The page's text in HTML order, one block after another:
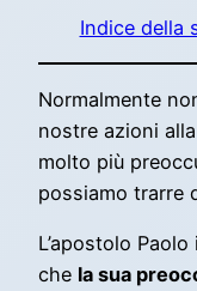
Indice della
Normalmente
nostre azioni
molto più
possiamo trarre
L’apostolo
che la sua